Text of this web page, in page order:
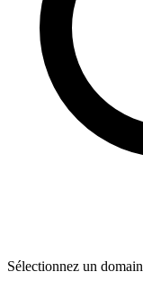
Sélectionnez un